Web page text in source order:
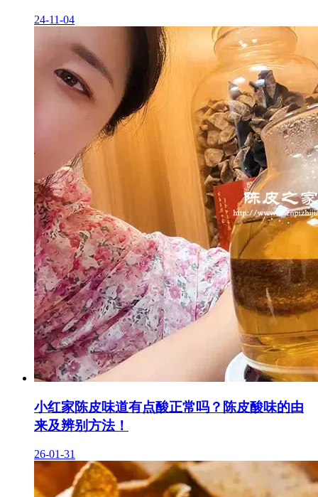
24-11-04
小红家陈皮味道有点酸正常吗？陈皮酸味的由
来及辨别方法！
26-01-31